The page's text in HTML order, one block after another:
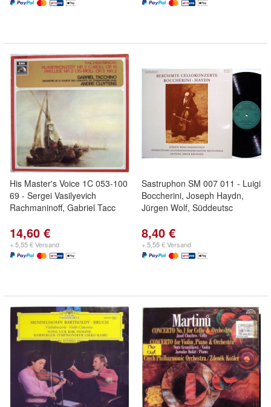
His Master's Voice 1C 053-100
69 - Sergei Vasilyevich
Rachmaninoff, Gabriel Tacc
14,60 €
+ 5,55 € Versand
Sastruphon SM 007 011 - Luigi
Boccherini, Joseph Haydn,
Jürgen Wolf, Süddeutsc
8,40 €
+ 5,55 € Versand